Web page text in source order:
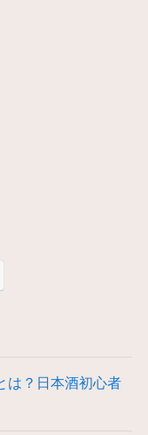
は？日本酒初心者